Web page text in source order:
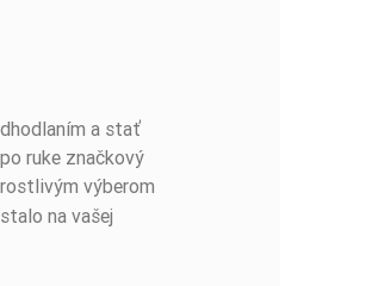
a stať
ruke značkový
výberom
na vašej